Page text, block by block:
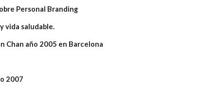
Personal Branding
vida saludable.
Chan año 2005 en Barcelona
2007